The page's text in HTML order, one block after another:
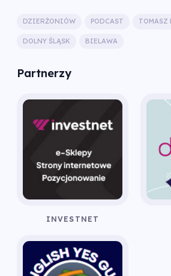
DZIERŻONIÓW PODCAST TOMASZ
DOLNY ŚLĄSK BIELAWA
Partnerzy
INVESTNET